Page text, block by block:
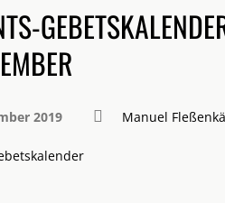
2019 Manuel